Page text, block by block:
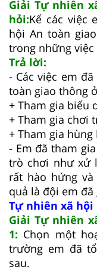
Giải Tự nhiên
hỏi:Kể các việc
hội An toàn
trong những việc
Trả lời:
- Các việc em
toàn giao thông
+ Tham gia biểu
+ Tham gia chơi
+ Tham gia
- Em đã tham
trò chơi như xử
rất hào hứng
quả là đội em
Tự nhiên xã hội
Giải Tự nhiên
1: Chọn một
trường em đã
sau.